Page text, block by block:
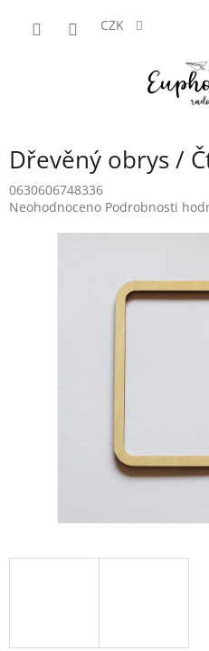
CZK
Dřevěný obrys /
0630606748336
Průměrné
Neohodnoceno Podrobnosti